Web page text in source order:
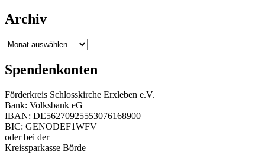
Archiv
Archiv
Spendenkonten
Förderkreis Schlosskirche Erxleben e.V.
Bank: Volksbank eG
IBAN: DE56270925553076168900
BIC: GENODEF1WFV
oder bei der
Kreissparkasse Börde